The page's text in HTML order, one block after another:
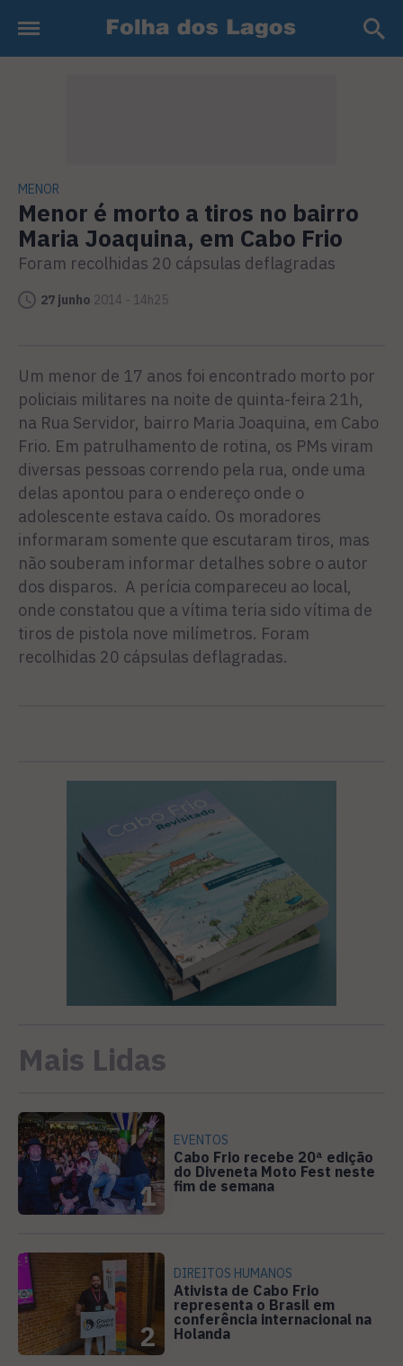
MENOR
Menor é morto a tiros no bairro
Maria Joaquina, em Cabo Frio
Foram recolhidas 20 cápsulas deflagradas
27 junho 2014 - 14h25
Um menor de 17 anos foi encontrado morto por
policiais militares na noite de quinta-feira 21h,
na Rua Servidor, bairro Maria Joaquina, em Cabo
Frio. Em patrulhamento de rotina, os PMs viram
diversas pessoas correndo pela rua, onde uma
delas apontou para o endereço onde o
adolescente estava caído. Os moradores
informaram somente que escutaram tiros, mas
não souberam informar detalhes sobre o autor
dos disparos. A perícia compareceu ao local,
onde constatou que a vítima teria sido vítima de
tiros de pistola nove milímetros. Foram
recolhidas 20 cápsulas deflagradas.
Mais Lidas
1
EVENTOS
Cabo Frio recebe 20ª edição
do Diveneta Moto Fest neste
fim de semana
2
DIREITOS HUMANOS
Ativista de Cabo Frio
representa o Brasil em
conferência internacional na
Holanda